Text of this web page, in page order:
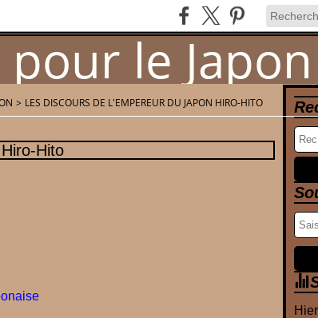
> LES DISCOURS DE L'EMPEREUR DU JAPON HIRO-HITO
Hito
Hier